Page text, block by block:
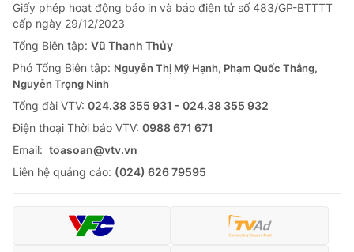
Giấy phép hoạt động báo in và báo điện tử số 483/GP-BTTTT
cấp ngày 29/12/2023
Tổng Biên tập: Vũ Thanh Thủy
Phó Tổng Biên tập: Nguyễn Thị Mỹ Hạnh, Phạm Quốc Thắng,
Nguyễn Trọng Ninh
Tổng đài VTV: 024.38 355 931 - 024.38 355 932
Ðiện thoại Thời báo VTV: 0988 671 671
Email: toasoan@vtv.vn
Liên hệ quảng cáo: (024) 626 79595